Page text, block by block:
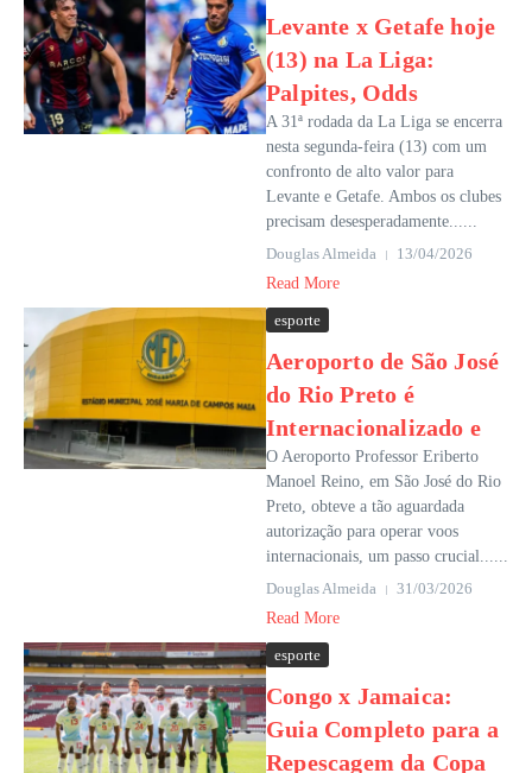
Levante x Getafe hoje
(13) na La Liga:
Palpites, Odds
A 31ª rodada da La Liga se encerra
nesta segunda-feira (13) com um
confronto de alto valor para
Levante e Getafe. Ambos os clubes
precisam desesperadamente......
Douglas Almeida
13/04/2026
Read More
esporte
Aeroporto de São José
do Rio Preto é
Internacionalizado e
O Aeroporto Professor Eriberto
Manoel Reino, em São José do Rio
Preto, obteve a tão aguardada
autorização para operar voos
internacionais, um passo crucial......
Douglas Almeida
31/03/2026
Read More
esporte
Congo x Jamaica:
Guia Completo para a
Repescagem da Copa